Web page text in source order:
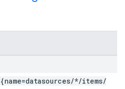
{name=datasources/*/items/